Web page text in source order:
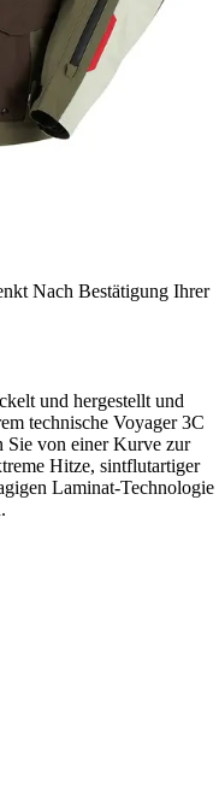
Nach Bestätigung Ihrer
und hergestellt und
technische Voyager 3C
Sie von einer Kurve zur
Hitze, sintflutartiger
Laminat-Technologie